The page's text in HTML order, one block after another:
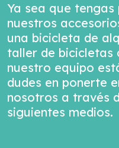
Ya sea que
nuestros
una bicicleta de
taller de bicicletas
nuestro equipo
dudes en ponerte
nosotros a través
siguientes medios.